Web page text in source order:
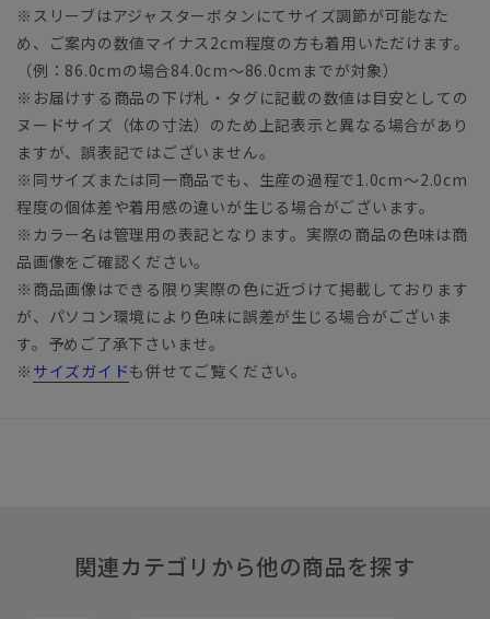
※スリーブはアジャスターボタンにてサイズ調節が可能なた
め、ご案内の数値マイナス2cm程度の方も着用いただけます。
（例：86.0cmの場合84.0cm～86.0cmまでが対象）
※お届けする商品の下げ札・タグに記載の数値は目安としての
ヌードサイズ（体の寸法）のため上記表示と異なる場合があり
ますが、誤表記ではございません。
※同サイズまたは同一商品でも、生産の過程で1.0cm～2.0cm
程度の個体差や着用感の違いが生じる場合がございます。
※カラー名は管理用の表記となります。実際の商品の色味は商
品画像をご確認ください。
※商品画像はできる限り実際の色に近づけて掲載しております
が、パソコン環境により色味に誤差が生じる場合がございま
す。予めご了承下さいませ。
※ サイズガイドも併せてご覧ください。
関連カテゴリから他の商品を探す